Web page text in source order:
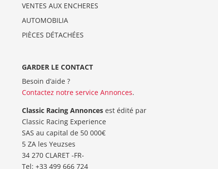
VENTES AUX ENCHERES
AUTOMOBILIA
PIÈCES DÉTACHÉES
GARDER LE CONTACT
Besoin d’aide ?
Contactez notre service Annonces.
Classic Racing Annoncesest édité par
Classic Racing Experience
SAS au capital de 50 000€
5 ZA les Yeuzses
34 270 CLARET -FR-
Tel: ‭+33 499 666 724‬